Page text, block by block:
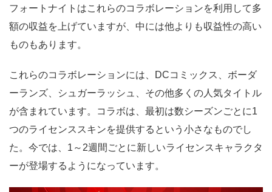
フォートナイトはこれらのコラボレーションを利用して多
額の収益を上げていますが、中には他よりも収益性の高い
ものもあります。
これらのコラボレーションには、DCコミックス、ボーダ
ーランズ、シュガーラッシュ、その他多くの人気タイトル
が含まれています。コラボは、最初は数シーズンごとに1
つのライセンススキンを提供するという小さなものでし
た。今では、1～2週間ごとに新しいライセンスキャラクタ
ーが登場するようになっています。